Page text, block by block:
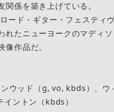
係を築き上げている。
ード・ギター・フェスティ
れたニューヨークのマディ
作品だ。
ウッド（g, vo, kbds）、ウ
ントン（kbds）